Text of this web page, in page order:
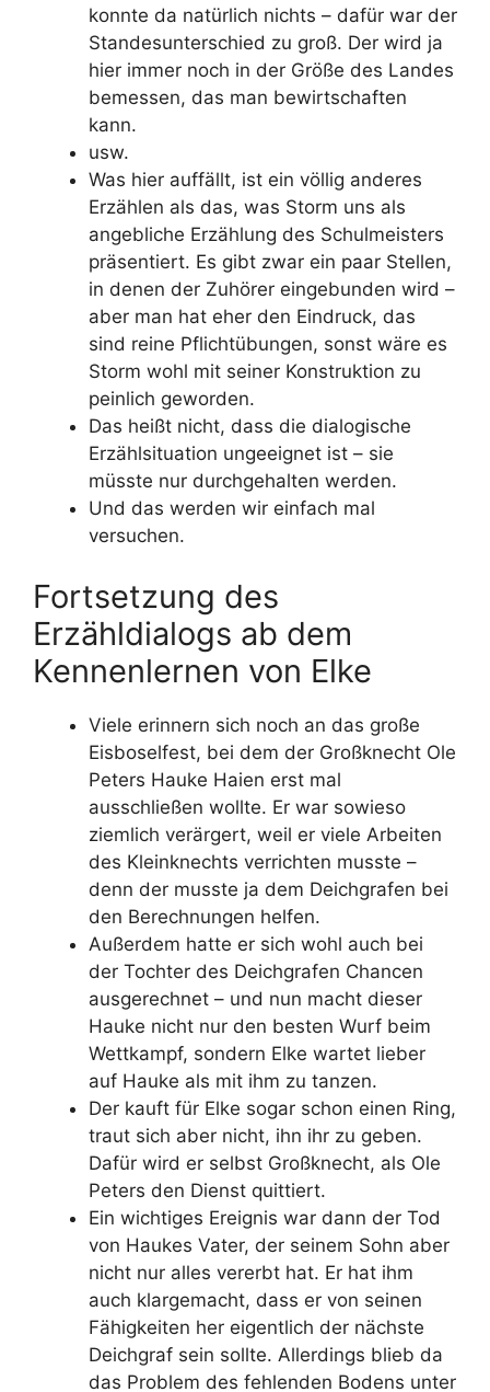
konnte da natürlich nichts – dafür war der
Standesunterschied zu groß. Der wird ja
hier immer noch in der Größe des Landes
bemessen, das man bewirtschaften
kann.
usw.
Was hier auffällt, ist ein völlig anderes
Erzählen als das, was Storm uns als
angebliche Erzählung des Schulmeisters
präsentiert. Es gibt zwar ein paar Stellen,
in denen der Zuhörer eingebunden wird –
aber man hat eher den Eindruck, das
sind reine Pflichtübungen, sonst wäre es
Storm wohl mit seiner Konstruktion zu
peinlich geworden.
Das heißt nicht, dass die dialogische
Erzählsituation ungeeignet ist – sie
müsste nur durchgehalten werden.
Und das werden wir einfach mal
versuchen.
Fortsetzung des
Erzähldialogs ab dem
Kennenlernen von Elke
Viele erinnern sich noch an das große
Eisboselfest, bei dem der Großknecht Ole
Peters Hauke Haien erst mal
ausschließen wollte. Er war sowieso
ziemlich verärgert, weil er viele Arbeiten
des Kleinknechts verrichten musste –
denn der musste ja dem Deichgrafen bei
den Berechnungen helfen.
Außerdem hatte er sich wohl auch bei
der Tochter des Deichgrafen Chancen
ausgerechnet – und nun macht dieser
Hauke nicht nur den besten Wurf beim
Wettkampf, sondern Elke wartet lieber
auf Hauke als mit ihm zu tanzen.
Der kauft für Elke sogar schon einen Ring,
traut sich aber nicht, ihn ihr zu geben.
Dafür wird er selbst Großknecht, als Ole
Peters den Dienst quittiert.
Ein wichtiges Ereignis war dann der Tod
von Haukes Vater, der seinem Sohn aber
nicht nur alles vererbt hat. Er hat ihm
auch klargemacht, dass er von seinen
Fähigkeiten her eigentlich der nächste
Deichgraf sein sollte. Allerdings blieb da
das Problem des fehlenden Bodens unter